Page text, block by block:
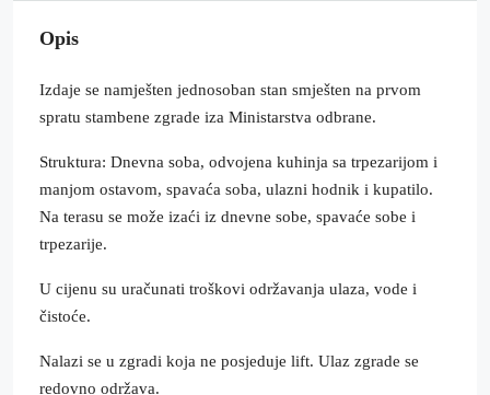
Opis
Izdaje se namješten jednosoban stan smješten na prvom
spratu stambene zgrade iza Ministarstva odbrane.
Struktura: Dnevna soba, odvojena kuhinja sa trpezarijom i
manjom ostavom, spavaća soba, ulazni hodnik i kupatilo.
Na terasu se može izaći iz dnevne sobe, spavaće sobe i
trpezarije.
U cijenu su uračunati troškovi održavanja ulaza, vode i
čistoće.
Nalazi se u zgradi koja ne posjeduje lift. Ulaz zgrade se
redovno održava.